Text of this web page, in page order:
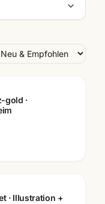
gold ·
· Illustration +